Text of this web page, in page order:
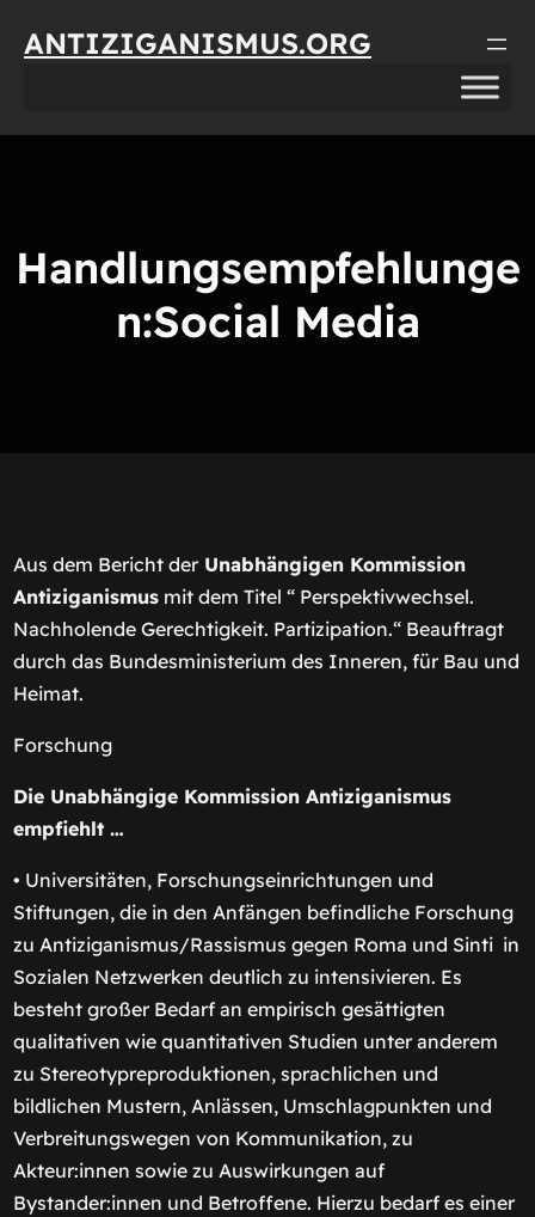
zumANTIZIGANISMUS.ORG
Handlungsempfehlunge
n:Social Media
Aus dem Bericht derUnabhängigen Kommission
Antiziganismusmit dem Titel “ Perspektivwechsel.
Nachholende Gerechtigkeit. Partizipation.“ Beauftragt
durch das Bundesministerium des Inneren, für Bau und
Heimat.
Forschung
Die Unabhängige Kommission Antiziganismus
empfiehlt …
• Universitäten, Forschungseinrichtungen und
Stiftungen, die in den Anfängen befindliche Forschung
zu Antiziganismus/Rassismus gegen Roma und Sinti in
Sozialen Netzwerken deutlich zu intensivieren. Es
besteht großer Bedarf an empirisch gesättigten
qualitativen wie quantitativen Studien unter anderem
zu Stereotypreproduktionen, sprachlichen und
bildlichen Mustern, Anlässen, Umschlagpunkten und
Verbreitungswegen von Kommunikation, zu
Akteur:innen sowie zu Auswirkungen auf
Bystander:innen und Betroffene. Hierzu bedarf es einer